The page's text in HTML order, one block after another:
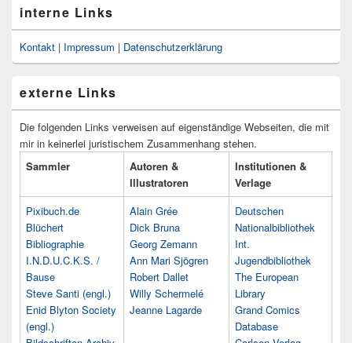
interne Links
Kontakt | Impressum | Datenschutzerklärung
externe Links
Die folgenden Links verweisen auf eigenständige Webseiten, die mit
mir in keinerlei juristischem Zusammenhang stehen.
Sammler
Autoren &
Illustratoren
Institutionen &
Verlage
Pixibuch.de
Blüchert
Bibliographie
I.N.D.U.C.K.S. /
Bause
Steve Santi (engl.)
Enid Blyton Society
(engl.)
Alain Grée
Dick Bruna
Georg Zemann
Ann Mari Sjögren
Robert Dallet
Willy Schermelé
Jeanne Lagarde
Deutschen
Nationalbibliothek
Int.
Jugendbibliothek
The European
Library
Grand Comics
Database